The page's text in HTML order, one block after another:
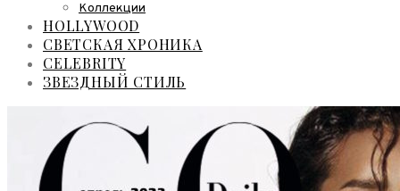
Коллекции
HOLLYWOOD
СВЕТСКАЯ ХРОНИКА
CELEBRITY
ЗВЕЗДНЫЙ СТИЛЬ